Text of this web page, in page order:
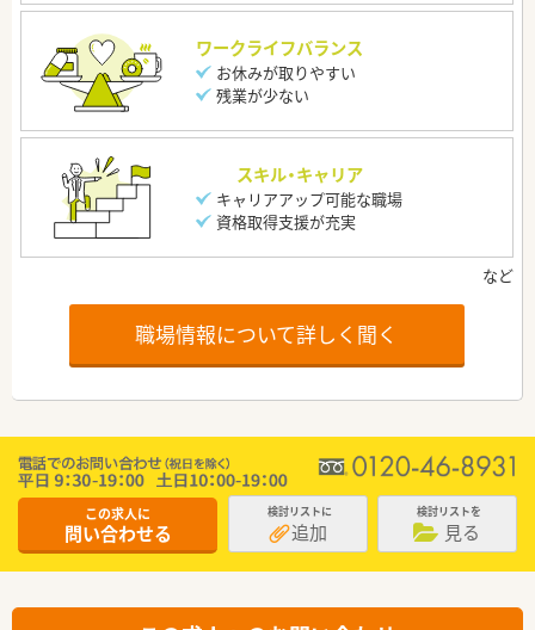
ワークライフバランス
お休みが取りやすい
残業が少ない
スキル・キャリア
キャリアアップ可能な職場
資格取得支援が充実
職場情報について詳しく聞く
この求人に
問い合わせる
検討リストに
追加
検討リストを
見る